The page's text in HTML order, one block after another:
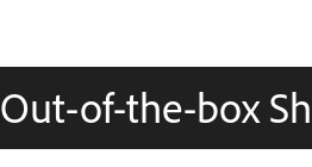
Out-of-the-box